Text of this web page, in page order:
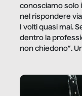
conosciamo solo
nel rispondere
I volti quasi mai.
dentro la
non chiedono”.